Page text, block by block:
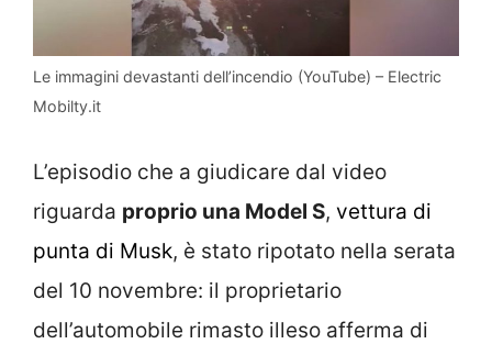
Le immagini devastanti dell’incendio (YouTube) – Electric
Mobilty.it
L’episodio che a giudicare dal video
riguarda proprio una Model S, vettura di
punta di Musk, è stato ripotato nella serata
del 10 novembre: il proprietario
dell’automobile rimasto illeso afferma di